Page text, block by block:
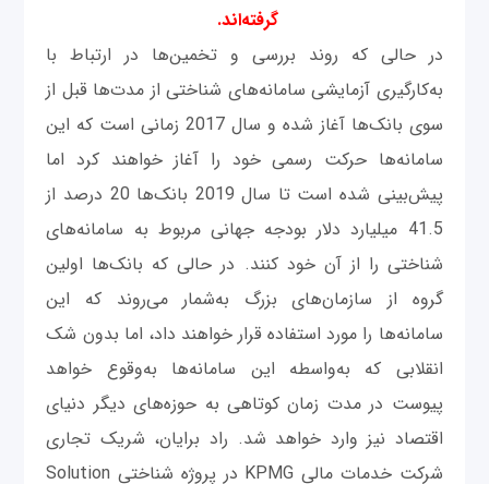
گرفته‌اند.
در حالی که روند بررسی و تخمین‌ها در ارتباط با
به‌کارگیری آزمایشی سامانه‌های شناختی از مدت‌ها قبل از
سوی بانک‌ها آغاز شده و سال 2017 زمانی است که این
سامانه‌ها حرکت رسمی خود را آغاز خواهند کرد اما
پیش‌بینی شده است تا سال 2019 بانک‌ها 20 درصد از
41.5 میلیارد دلار بودجه جهانی مربوط به سامانه‌های
شناختی را از آن خود کنند. در حالی که بانک‌ها اولین
گروه از سازمان‌های بزرگ به‌شمار می‌روند که این
سامانه‌ها را مورد استفاده قرار خواهند داد، اما بدون شک
انقلابی که به‌واسطه این سامانه‌ها به‌وقوع خواهد
پیوست در مدت زمان کوتاهی به حوزه‌های دیگر دنیای
اقتصاد نیز وارد خواهد شد. راد برایان، شریک تجاری
شرکت خدمات مالی KPMG در پروژه شناختی Solution